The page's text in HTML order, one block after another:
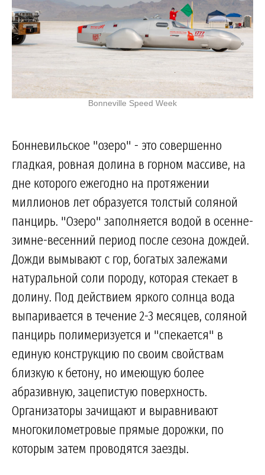
Bonneville Speed Week
Бонневильское "озеро" - это совершенно
гладкая, ровная долина в горном массиве, на
дне которого ежегодно на протяжении
миллионов лет образуется толстый соляной
панцирь. "Озеро" заполняется водой в осенне-
зимне-весенний период после сезона дождей.
Дожди вымывают с гор, богатых залежами
натуральной соли породу, которая стекает в
долину. Под действием яркого солнца вода
выпаривается в течение 2-3 месяцев, соляной
панцирь полимеризуется и "спекается" в
единую конструкцию по своим свойствам
близкую к бетону, но имеющую более
абразивную, зацепистую поверхность.
Организаторы зачищают и выравнивают
многокилометровые прямые дорожки, по
которым затем проводятся заезды.